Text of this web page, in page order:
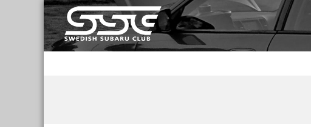
Skip
to
content
Swedish Subaru Club
För oss som älskar Subaru!